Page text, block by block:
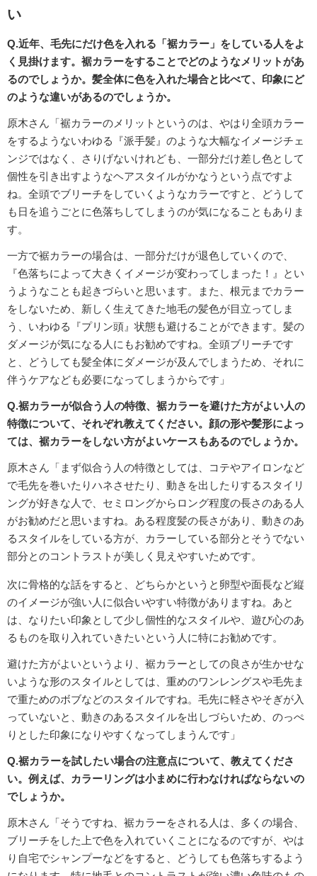
い
Q.近年、毛先にだけ色を入れる「裾カラー」をしている人をよ
く見掛けます。裾カラーをすることでどのようなメリットがあ
るのでしょうか。髪全体に色を入れた場合と比べて、印象にど
のような違いがあるのでしょうか。
原木さん「裾カラーのメリットというのは、やはり全頭カラー
をするようないわゆる『派手髪』のような大幅なイメージチェ
ンジではなく、さりげないけれども、一部分だけ差し色として
個性を引き出すようなヘアスタイルがかなうという点ですよ
ね。全頭でブリーチをしていくようなカラーですと、どうして
も日を追うごとに色落ちしてしまうのが気になることもありま
す。
一方で裾カラーの場合は、一部分だけが退色していくので、
『色落ちによって大きくイメージが変わってしまった！』とい
うようなことも起きづらいと思います。また、根元までカラー
をしないため、新しく生えてきた地毛の髪色が目立ってしま
う、いわゆる『プリン頭』状態も避けることができます。髪の
ダメージが気になる人にもお勧めですね。全頭ブリーチです
と、どうしても髪全体にダメージが及んでしまうため、それに
伴うケアなども必要になってしまうからです」
Q.裾カラーが似合う人の特徴、裾カラーを避けた方がよい人の
特徴について、それぞれ教えてください。顔の形や髪形によっ
ては、裾カラーをしない方がよいケースもあるのでしょうか。
原木さん「まず似合う人の特徴としては、コテやアイロンなど
で毛先を巻いたりハネさせたり、動きを出したりするスタイリ
ングが好きな人で、セミロングからロング程度の長さのある人
がお勧めだと思いますね。ある程度髪の長さがあり、動きのあ
るスタイルをしている方が、カラーしている部分とそうでない
部分とのコントラストが美しく見えやすいためです。
次に骨格的な話をすると、どちらかというと卵型や面長など縦
のイメージが強い人に似合いやすい特徴がありますね。あと
は、なりたい印象として少し個性的なスタイルや、遊び心のあ
るものを取り入れていきたいという人に特にお勧めです。
避けた方がよいというより、裾カラーとしての良さが生かせな
いような形のスタイルとしては、重めのワンレングスや毛先ま
で重ためのボブなどのスタイルですね。毛先に軽さやそぎが入
っていないと、動きのあるスタイルを出しづらいため、のっぺ
りとした印象になりやすくなってしまうんです」
Q.裾カラーを試したい場合の注意点について、教えてくださ
い。例えば、カラーリングは小まめに行わなければならないの
でしょうか。
原木さん「そうですね、裾カラーをされる人は、多くの場合、
ブリーチをした上で色を入れていくことになるのですが、やは
り自宅でシャンプーなどをすると、どうしても色落ちするよう